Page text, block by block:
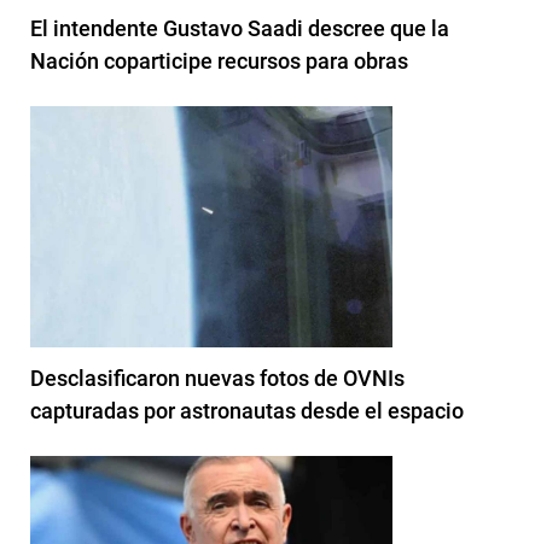
El intendente Gustavo Saadi descree que la
Nación coparticipe recursos para obras
Desclasificaron nuevas fotos de OVNIs
capturadas por astronautas desde el espacio